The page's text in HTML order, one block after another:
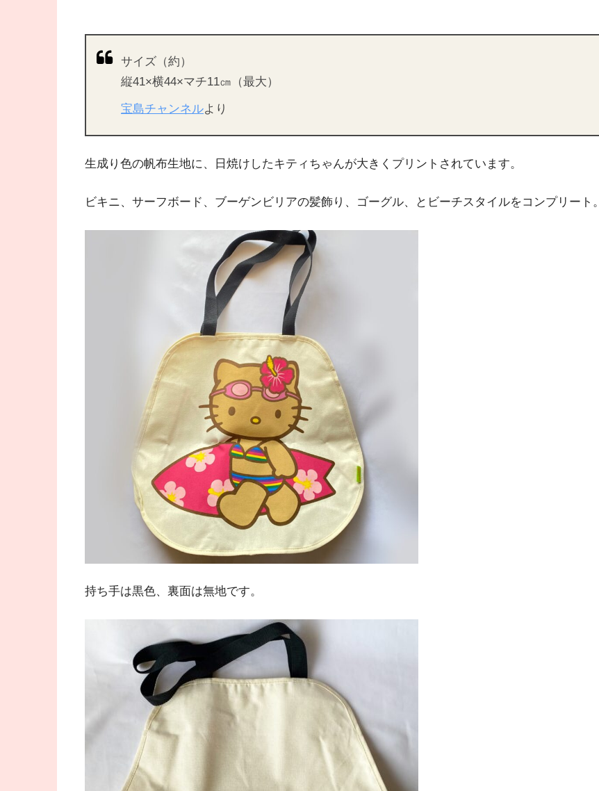
サイズ（約）
縦41×横44×マチ11㎝（最大）
宝島チャンネルより
生成り色の帆布生地に、日焼けしたキティちゃんが大きくプリントされています。
ビキニ、サーフボード、ブーゲンビリアの髪飾り、ゴーグル、とビーチスタイルをコンプリート。
持ち手は黒色、裏面は無地です。